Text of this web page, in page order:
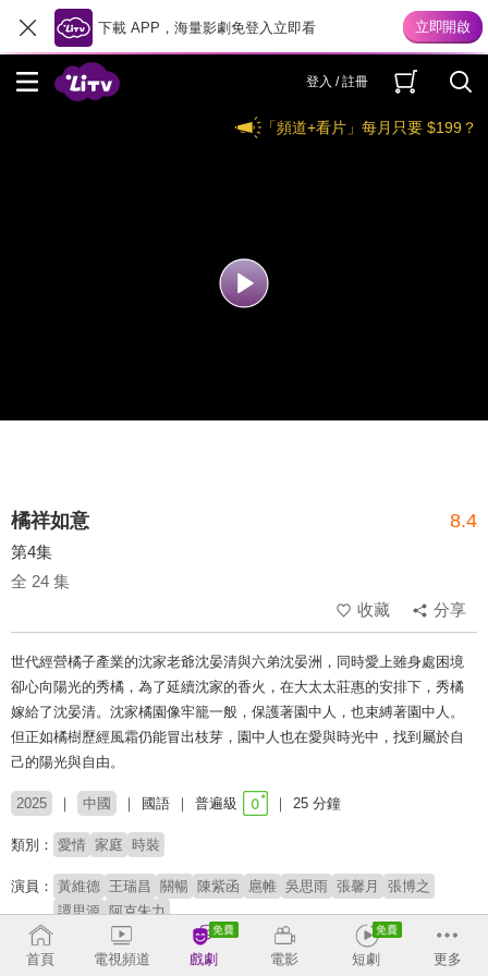
下載 APP，海量影劇免登入立即看
登入 / 註冊
「頻道+看片」每月只要 $199？
橘祥如意 8.4
第4集
全 24 集
收藏
分享
世代經營橘子產業的沈家老爺沈晏清與六弟沈晏洲，同時愛上雖身處困境
卻心向陽光的秀橘，為了延續沈家的香火，在大太太莊惠的安排下，秀橘
嫁給了沈晏清。沈家橘園像牢籠一般，保護著園中人，也束縛著園中人。
但正如橘樹歷經風霜仍能冒出枝芽，園中人也在愛與時光中，找到屬於自
己的陽光與自由。
2025 中國 國語 普遍級 25 分鐘
類別： 愛情 家庭 時裝
演員： 黃維德 王瑞昌 關暢 陳紫函 扈帷 吳思雨 張馨月
張博之
譚思源 阿克朱力
導演： 何佳男
首頁 電視頻道 戲劇 電影 短劇 更多